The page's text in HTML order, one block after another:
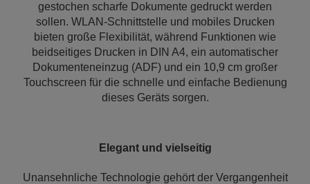
gestochen scharfe Dokumente gedruckt werden
sollen. WLAN-Schnittstelle und mobiles Drucken
bieten große Flexibilität, während Funktionen wie
beidseitiges Drucken in DIN A4, ein automatischer
Dokumenteneinzug (ADF) und ein 10,9 cm großer
Touchscreen für die schnelle und einfache Bedienung
dieses Geräts sorgen.
Elegant und vielseitig
Unansehnliche Technologie gehört der Vergangenheit